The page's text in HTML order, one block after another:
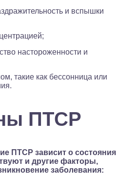
и вспышки
настороженности и
такие как бессонница или
ПТСР
ПТСР зависит о состояния
и другие факторы,
заболевания: